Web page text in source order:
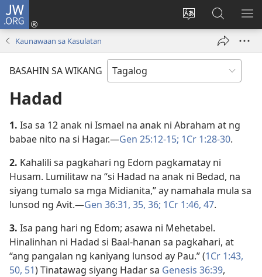
JW.ORG
Baguhin
ng
Mag-
log
bubukas
sa
JW.ORG
Kaunawaan sa Kasulatan
BASAHIN SA WIKANG
Hadad
1. Isa sa 12 anak ni Ismael na anak ni Abraham at ng
babae nito na si Hagar.​—Gen 25:12-15; 1Cr 1:28-30.
2. Kahalili sa pagkahari ng Edom pagkamatay ni
Husam. Lumilitaw na “si Hadad na anak ni Bedad, na
siyang tumalo sa mga Midianita,” ay namahala mula sa
lunsod ng Avit.​—Gen 36:31, 35, 36; 1Cr 1:46, 47.
3. Isa pang hari ng Edom; asawa ni Mehetabel.
Hinalinhan ni Hadad si Baal-hanan sa pagkahari, at
“ang pangalan ng kaniyang lunsod ay Pau.” (1Cr 1:43,
50, 51) Tinatawag siyang Hadar sa Genesis 36:39,